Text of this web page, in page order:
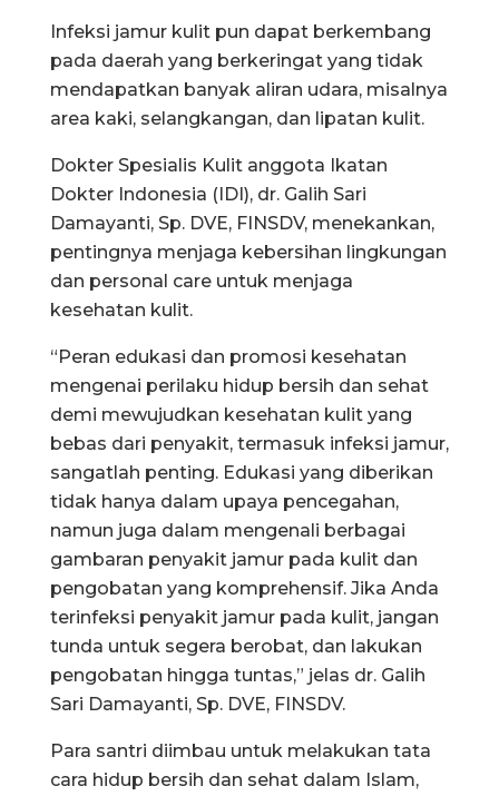
Infeksi jamur kulit pun dapat berkembang
pada daerah yang berkeringat yang tidak
mendapatkan banyak aliran udara, misalnya
area kaki, selangkangan, dan lipatan kulit.
Dokter Spesialis Kulit anggota Ikatan
Dokter Indonesia (IDI), dr. Galih Sari
Damayanti, Sp. DVE, FINSDV, menekankan,
pentingnya menjaga kebersihan lingkungan
dan personal care untuk menjaga
kesehatan kulit.
“Peran edukasi dan promosi kesehatan
mengenai perilaku hidup bersih dan sehat
demi mewujudkan kesehatan kulit yang
bebas dari penyakit, termasuk infeksi jamur,
sangatlah penting. Edukasi yang diberikan
tidak hanya dalam upaya pencegahan,
namun juga dalam mengenali berbagai
gambaran penyakit jamur pada kulit dan
pengobatan yang komprehensif. Jika Anda
terinfeksi penyakit jamur pada kulit, jangan
tunda untuk segera berobat, dan lakukan
pengobatan hingga tuntas,” jelas dr. Galih
Sari Damayanti, Sp. DVE, FINSDV.
Para santri diimbau untuk melakukan tata
cara hidup bersih dan sehat dalam Islam,